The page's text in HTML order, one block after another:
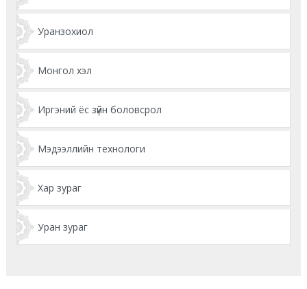
Уранзохиол
Монгол хэл
Иргэний ёс зүйн боловсрол
Мэдээллийн технологи
Хар зураг
Уран зураг